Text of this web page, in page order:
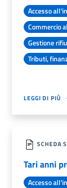
Accesso
Commercio
Gestione
Tributi,
LEGGI DI PIÙ
SCHEDA
Tari anni
Accesso